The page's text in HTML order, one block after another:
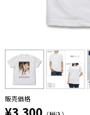
販売価格